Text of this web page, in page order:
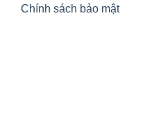
Chính sách bảo mật